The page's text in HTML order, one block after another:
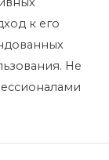
к его
Не